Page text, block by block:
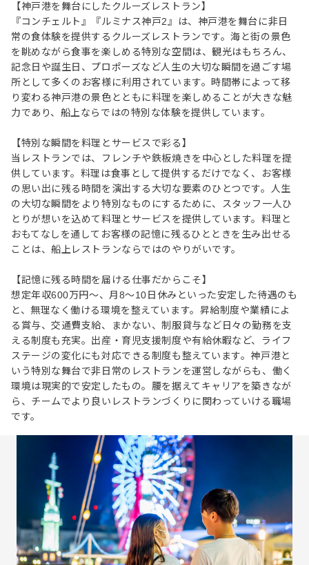
【神戸港を舞台にしたクルーズレストラン】
『コンチェルト』『ルミナス神戸2』は、神戸港を舞台に非日
常の食体験を提供するクルーズレストランです。海と街の景色
を眺めながら食事を楽しめる特別な空間は、観光はもちろん、
記念日や誕生日、プロポーズなど人生の大切な瞬間を過ごす場
所として多くのお客様に利用されています。時間帯によって移
り変わる神戸港の景色とともに料理を楽しめることが大きな魅
力であり、船上ならではの特別な体験を提供しています。
【特別な瞬間を料理とサービスで彩る】
当レストランでは、フレンチや鉄板焼きを中心とした料理を提
供しています。料理は食事として提供するだけでなく、お客様
の思い出に残る時間を演出する大切な要素のひとつです。人生
の大切な瞬間をより特別なものにするために、スタッフ一人ひ
とりが想いを込めて料理とサービスを提供しています。料理と
おもてなしを通してお客様の記憶に残るひとときを生み出せる
ことは、船上レストランならではのやりがいです。
【記憶に残る時間を届ける仕事だからこそ】
想定年収600万円～、月8～10日休みといった安定した待遇のも
と、無理なく働ける環境を整えています。昇給制度や業績によ
る賞与、交通費支給、まかない、制服貸与など日々の勤務を支
える制度も充実。出産・育児支援制度や有給休暇など、ライフ
ステージの変化にも対応できる制度も整えています。神戸港と
いう特別な舞台で非日常のレストランを運営しながらも、働く
環境は現実的で安定したもの。腰を据えてキャリアを築きなが
ら、チームでより良いレストランづくりに関わっていける職場
です。